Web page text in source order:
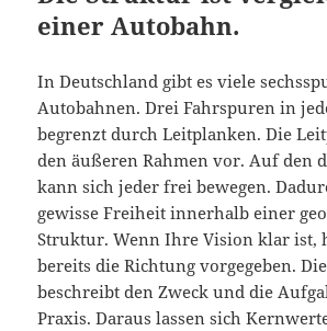
einer Autobahn.
In Deutschland gibt es viele
Autobahnen. Drei Fahrspuren in
begrenzt durch Leitplanken. Die
den äußeren Rahmen vor. Auf den
kann sich jeder frei bewegen.
gewisse Freiheit innerhalb einer
Struktur. Wenn Ihre Vision klar ist,
bereits die Richtung vorgegeben.
beschreibt den Zweck und die
Praxis. Daraus lassen sich